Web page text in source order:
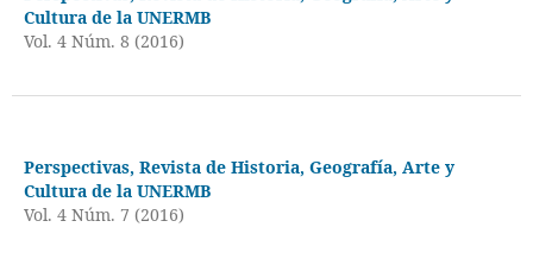
Cultura de la UNERMB
Vol. 4 Núm. 8 (2016)
Perspectivas, Revista de Historia, Geografía, Arte y
Cultura de la UNERMB
Vol. 4 Núm. 7 (2016)